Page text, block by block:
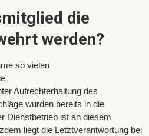
die
werden?
so vielen
Aufrechterhaltung des
wurden bereits in die
Dienstbetrieb ist an diesem
liegt die Letztverantwortung bei